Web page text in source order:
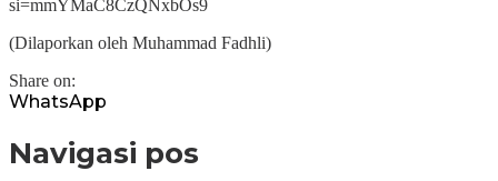
si=mmYMaC8CzQNxbOs9
(Dilaporkan oleh Muhammad Fadhli)
Share on:
WhatsApp
Navigasi pos